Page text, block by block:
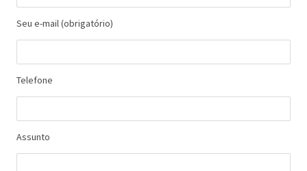
Seu e-mail (obrigatório)
Telefone
Assunto